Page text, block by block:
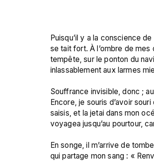
Puisqu’il y a la conscience
se tait fort. À l’ombre de mes
tempête, sur le ponton du
inlassablement aux larmes
Souffrance invisible, donc ;
Encore, je souris d’avoir
saisis, et la jetai dans mon
voyagea jusqu’au pourtour,
En songe, il m’arrive de
qui partage mon sang : «